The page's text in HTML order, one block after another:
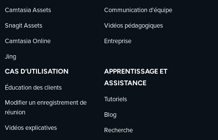
Camtasia Assets
Snagit Assets
Camtasia Online
Jing
Communication d’équipe
Vidéos pédagogiques
Entreprise
CAS D’UTILISATION
Éducation des clients
Modifier un enregistrement de
réunion
Vidéos explicatives
APPRENTISSAGE ET
ASSISTANCE
Tutoriels
Blog
Recherche